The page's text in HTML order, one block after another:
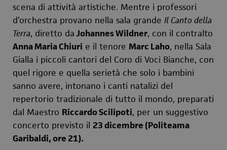
scena di attività artistiche. Mentre i professori
d’orchestra provano nella sala grande Il Canto della
Terra, diretto daJohannes Wildner, con il contralto
Anna Maria Chiuri e il tenore Marc Laho, nella Sala
Gialla i piccoli cantori del Coro di Voci Bianche, con
quel rigore e quella serietà che solo i bambini
sanno avere, intonano i canti natalizi del
repertorio tradizionale di tutto il mondo, preparati
dal Maestro Riccardo Scilipoti, per un suggestivo
concerto previsto il 23 dicembre (Politeama
Garibaldi, ore 21).